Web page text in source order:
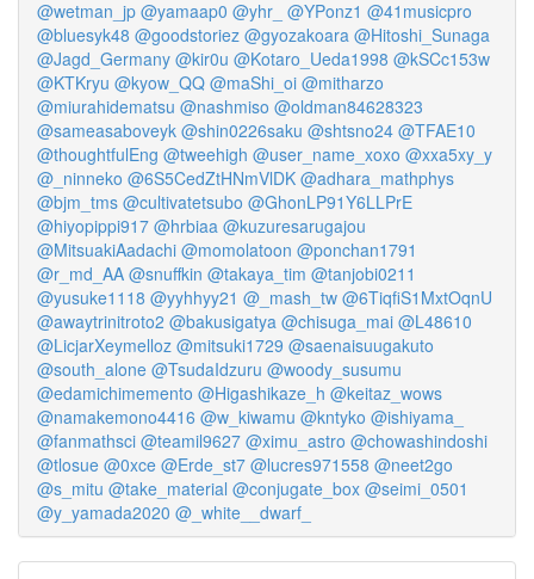
@wetman_jp @yamaap0 @yhr_ @YPonz1 @41musicpro
@bluesyk48 @goodstoriez @gyozakoara @Hitoshi_Sunaga
@Jagd_Germany @kir0u @Kotaro_Ueda1998 @kSCc153w
@KTKryu @kyow_QQ @maShi_oi @mitharzo
@miurahidematsu @nashmiso @oldman84628323
@sameasaboveyk @shin0226saku @shtsno24 @TFAE10
@thoughtfulEng @tweehigh @user_name_xoxo @xxa5xy_y
@_ninneko @6S5CedZtHNmVlDK @adhara_mathphys
@bjm_tms @cultivatetsubo @GhonLP91Y6LLPrE
@hiyopippi917 @hrbiaa @kuzuresarugajou
@MitsuakiAadachi @momolatoon @ponchan1791
@r_md_AA @snuffkin @takaya_tim @tanjobi0211
@yusuke1118 @yyhhyy21 @_mash_tw @6TiqfiS1MxtOqnU
@awaytrinitroto2 @bakusigatya @chisuga_mai @L48610
@LicjarXeymelloz @mitsuki1729 @saenaisuugakuto
@south_alone @TsudaIdzuru @woody_susumu
@edamichimemento @Higashikaze_h @keitaz_wows
@namakemono4416 @w_kiwamu @kntyko @ishiyama_
@fanmathsci @teamil9627 @ximu_astro @chowashindoshi
@tlosue @0xce @Erde_st7 @lucres971558 @neet2go
@s_mitu @take_material @conjugate_box @seimi_0501
@y_yamada2020 @_white__dwarf_